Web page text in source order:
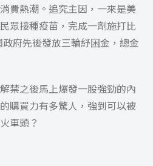
費熱潮。追究主因，一來是美
眾接種疫苗，完成一劑施打比
府先後發放三輪紓困金，總金
禁之後馬上爆發一股強勁的內
購買力有多驚人，強到可以被
車頭？